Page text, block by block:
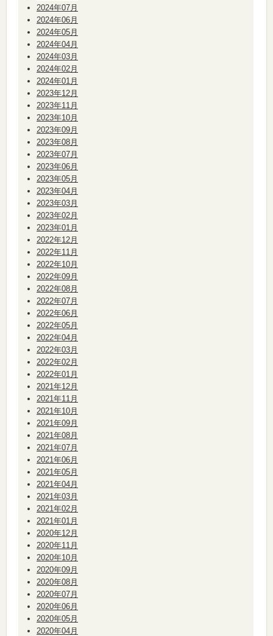
2024年07月
2024年06月
2024年05月
2024年04月
2024年03月
2024年02月
2024年01月
2023年12月
2023年11月
2023年10月
2023年09月
2023年08月
2023年07月
2023年06月
2023年05月
2023年04月
2023年03月
2023年02月
2023年01月
2022年12月
2022年11月
2022年10月
2022年09月
2022年08月
2022年07月
2022年06月
2022年05月
2022年04月
2022年03月
2022年02月
2022年01月
2021年12月
2021年11月
2021年10月
2021年09月
2021年08月
2021年07月
2021年06月
2021年05月
2021年04月
2021年03月
2021年02月
2021年01月
2020年12月
2020年11月
2020年10月
2020年09月
2020年08月
2020年07月
2020年06月
2020年05月
2020年04月